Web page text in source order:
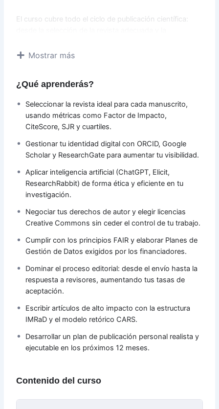
El curso cubre todo el ciclo de publicación científica:
uso ético de la inteligencia artificial, la gestión de datos
unplan de publicación personal y ejecutable
contexto.
Con una metodología práctica y aplicada, cada sesión
incluye demos en vivo, ejercicios con herramientas
reales y tareas vinculadas directamente a tu propia
conocimientos, sino que contarás con un perfil
académico fortalecido, una lista de revistas objetivo y
un plan concreto para posicionar tu trabajo en el
ecosistema científico global.
Mostrar más
¿Qué aprenderás?
Seleccionar la revista ideal para cada manuscrito,
usando métricas como Factor de Impacto,
CiteScore, SJR y cuartiles.
Gestionar tu identidad digital con ORCID, Google
Scholar y ResearchGate para aumentar tu visibilidad.
Aplicar inteligencia artificial (ChatGPT, Elicit,
ResearchRabbit) de forma ética y eficiente en tu
investigación.
Negociar tus derechos de autor y elegir licencias
Creative Commons sin ceder el control de tu trabajo.
Cumplir con los principios FAIR y elaborar Planes de
Gestión de Datos exigidos por los financiadores.
Dominar el proceso editorial: desde el envío hasta la
respuesta a revisores, aumentando tus tasas de
aceptación.
Escribir artículos de alto impacto con la estructura
IMRaD y el modelo retórico CARS.
Desarrollar un plan de publicación personal realista y
ejecutable en los próximos 12 meses.
Contenido del curso